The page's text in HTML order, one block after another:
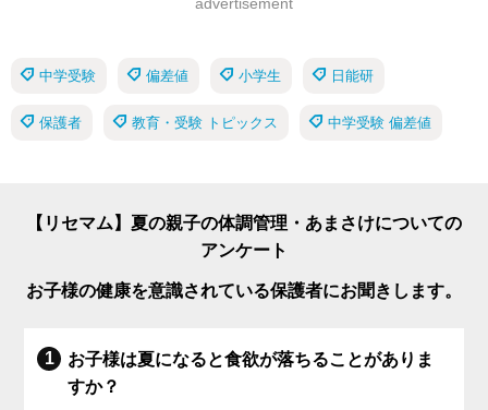
advertisement
中学受験 偏差値 小学生 日能研
保護者 教育・受験 トピックス 中学受験 偏差値
【リセマム】夏の親子の体調管理・あまさけについての
アンケート
お子様の健康を意識されている保護者にお聞きします。
お子様は夏になると食欲が落ちることがありま
すか？